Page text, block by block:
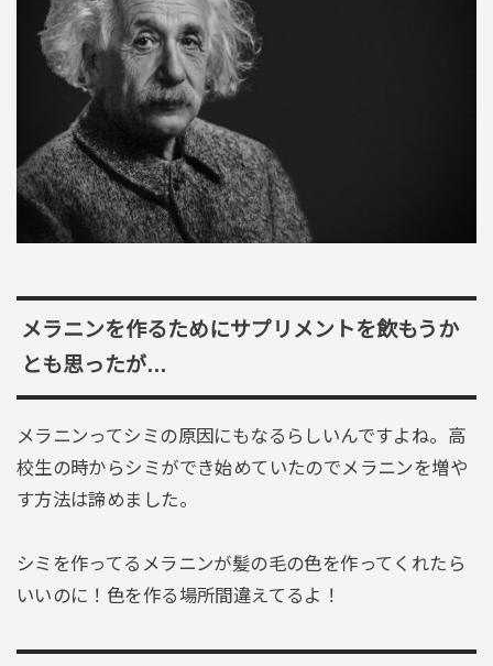
メラニンを作るためにサプリメントを飲もうか
とも思ったが…
メラニンってシミの原因にもなるらしいんですよね。高
校生の時からシミができ始めていたのでメラニンを増や
す方法は諦めました。
シミを作ってるメラニンが髪の毛の色を作ってくれたら
いいのに！色を作る場所間違えてるよ！